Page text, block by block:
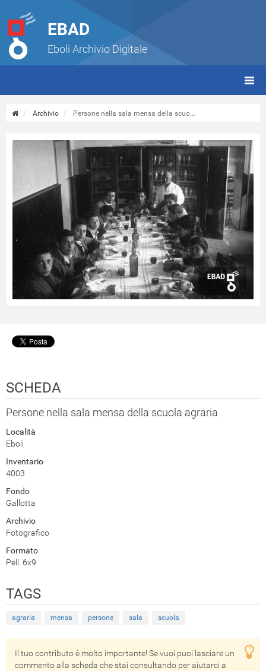
EBAD
Eboli Archivio Digitale
Archivio Persone nella sala mensa della scuo...
SCHEDA
Persone nella sala mensa della scuola agraria
Località
Eboli
Inventario
4003
Fondo
Gallotta
Archivio
Fotografico
Formato
Pell. 6x9
TAGS
agraria mensa persone sala scuola
Il tuo contributo è molto importante! Se vuoi puoi lasciare un
commento alla scheda che stai consultando per aiutarci a